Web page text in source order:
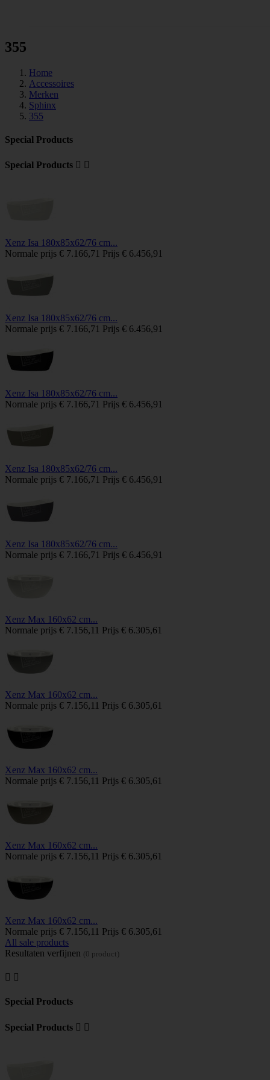
355
Home
Accessoires
Merken
Sphinx
355
Special Products
Special Products  
Xenz Isa 180x85x62/76 cm...
Normale prijs € 7.166,71 Prijs € 6.456,91
Xenz Isa 180x85x62/76 cm...
Normale prijs € 7.166,71 Prijs € 6.456,91
Xenz Isa 180x85x62/76 cm...
Normale prijs € 7.166,71 Prijs € 6.456,91
Xenz Isa 180x85x62/76 cm...
Normale prijs € 7.166,71 Prijs € 6.456,91
Xenz Isa 180x85x62/76 cm...
Normale prijs € 7.166,71 Prijs € 6.456,91
Xenz Max 160x62 cm...
Normale prijs € 7.156,11 Prijs € 6.305,61
Xenz Max 160x62 cm...
Normale prijs € 7.156,11 Prijs € 6.305,61
Xenz Max 160x62 cm...
Normale prijs € 7.156,11 Prijs € 6.305,61
Xenz Max 160x62 cm...
Normale prijs € 7.156,11 Prijs € 6.305,61
Xenz Max 160x62 cm...
Normale prijs € 7.156,11 Prijs € 6.305,61
All sale products
Resultaten verfijnen (0 product)
 
Special Products
Special Products  